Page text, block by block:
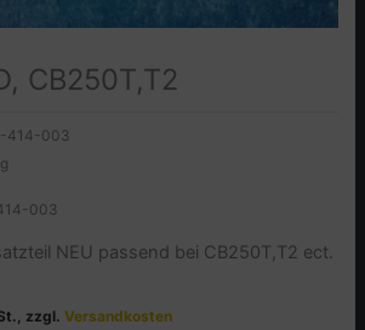
CB250T,T2
414-003
003
NEU passend bei CB250T,T2 ect.
zzgl.Versandkosten